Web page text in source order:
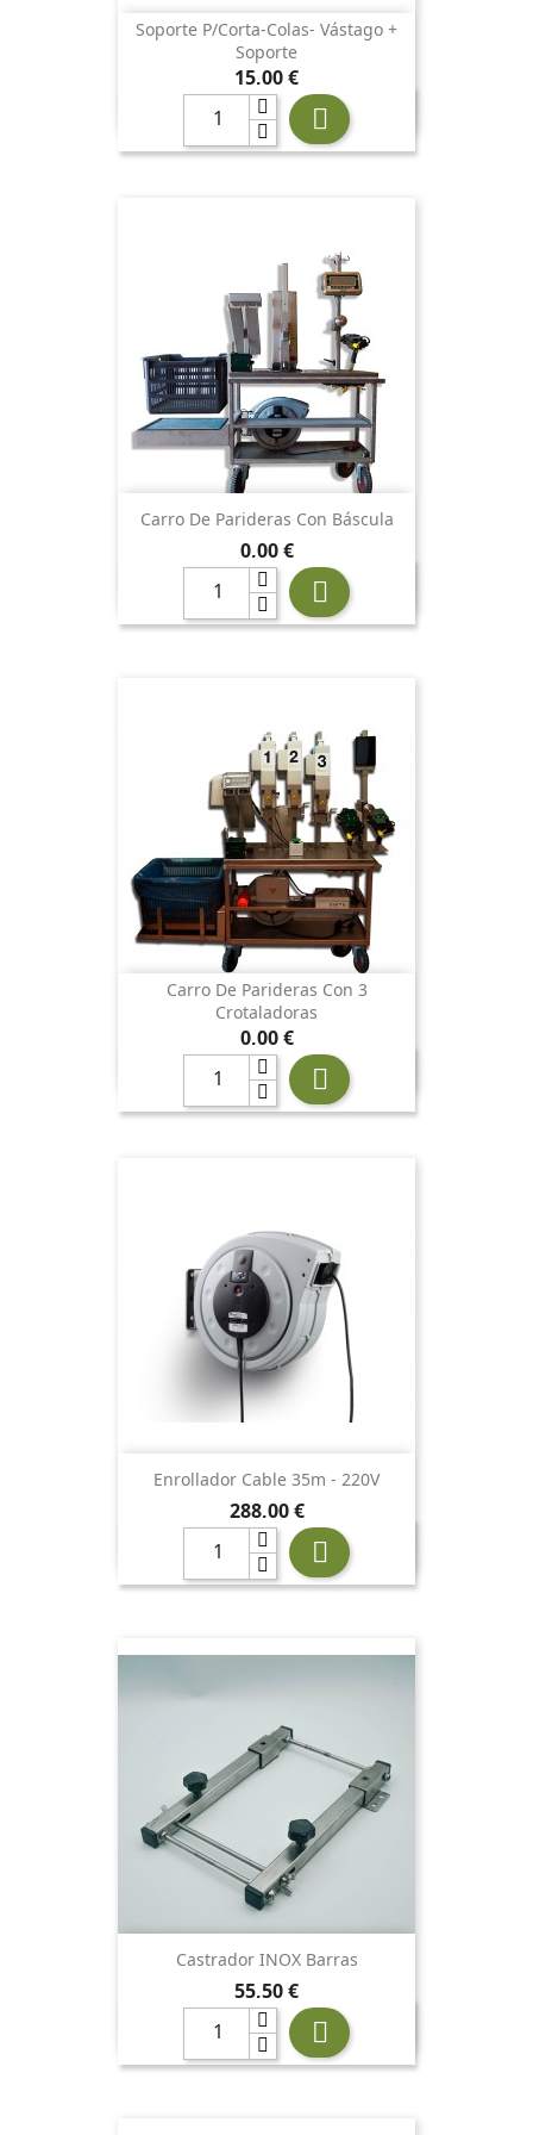
Soporte P/corta-Colas- Vástago +
Soporte
Precio
15,00 €

Carro De Parideras Con Báscula
Precio
0,00 €

Carro De Parideras Con 3
Crotaladoras
Precio
0,00 €

Enrollador Cable 35m - 220V
Precio
288,00 €

Castrador INOX Barras
Precio
55,50 €
